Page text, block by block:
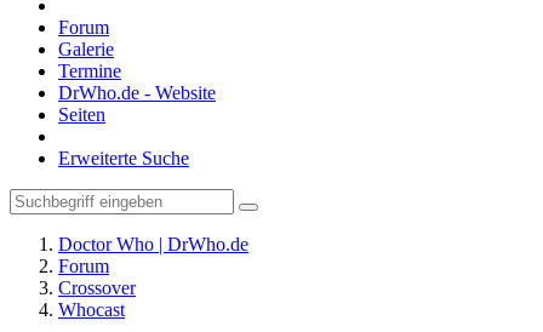
Forum
Galerie
Termine
DrWho.de - Website
Seiten
Erweiterte Suche
Doctor Who | DrWho.de
Forum
Crossover
Whocast